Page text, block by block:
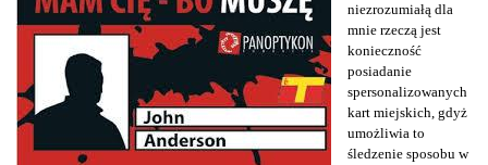
niezrozumiałą dla
mnie rzeczą jest
konieczność
posiadanie
spersonalizowanych
kart miejskich, gdyż
umożliwia to
śledzenie sposobu w